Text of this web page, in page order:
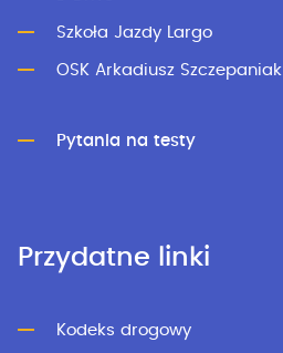
Szkoła Jazdy Largo
OSK Arkadiusz Szczepaniak
Pytania na testy
Przydatne linki
Kodeks drogowy